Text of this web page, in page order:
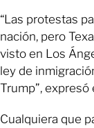
“Las protestas
nación, pero
visto en Los
ley de
Trump”,
Cualquiera que